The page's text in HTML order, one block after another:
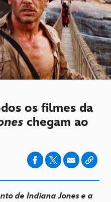
os filmes da
chegam ao
de Indiana Jones e a